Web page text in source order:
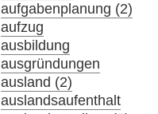
aufgabenplanung (2)
aufzug
ausbildung
ausgründungen
ausland (2)
auslandsaufenthalt